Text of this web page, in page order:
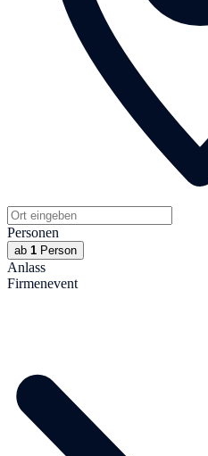
Personen
ab 1 Person
Anlass
Firmenevent